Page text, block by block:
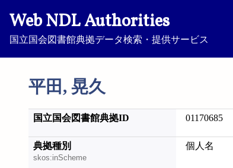
Web NDL Authorities
国立国会図書館典拠データ検索・提供サービス
平田, 晃久
国立国会図書館典拠ID 01170685
典拠種別
skos:inScheme
個人名